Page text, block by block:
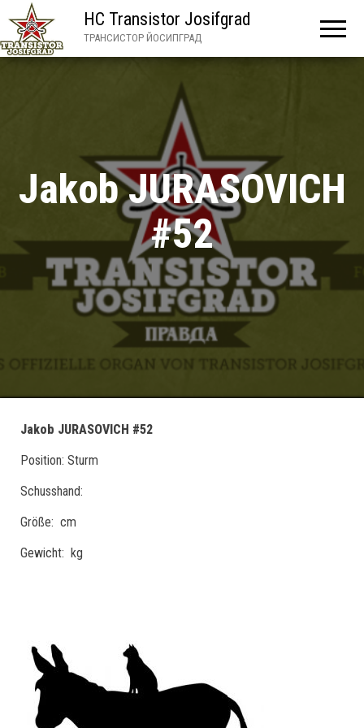
HC Transistor Josifgrad
ТРАНСИСТОР ЙОСИПГРАД
Jakob JURASOVICH
#52
Jakob JURASOVICH #52
Position: Sturm
Schusshand:
Größe: cm
Gewicht: kg